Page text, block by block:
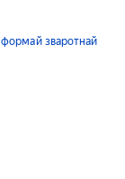
формай зваротнай